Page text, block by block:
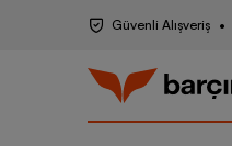
Güvenli Alışveriş